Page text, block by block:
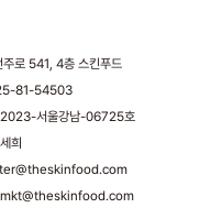
주로 541, 4층 스킨푸드
81-54503
2023-서울강남-06725호
희